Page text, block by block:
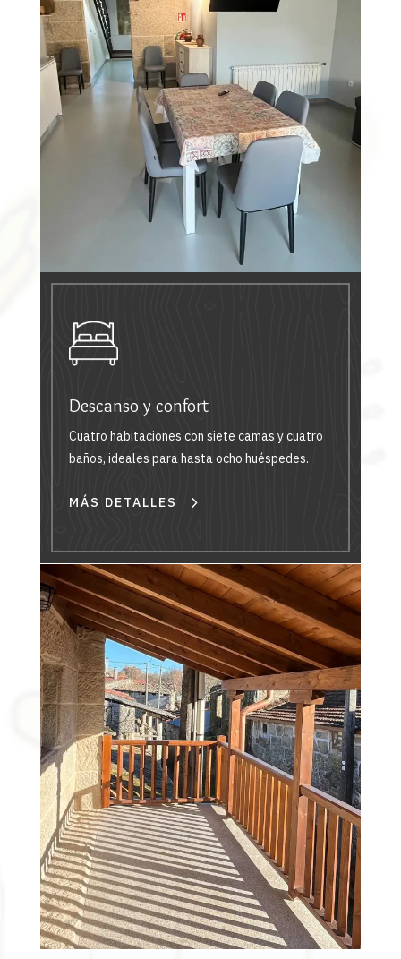
Descanso y confort
Cuatro habitaciones con siete camas y cuatro
baños, ideales para hasta ocho huéspedes.
MÁS DETALLES